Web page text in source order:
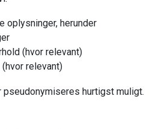
oplysninger, herunder
(hvor relevant)
relevant)
pseudonymiseres hurtigst muligt.